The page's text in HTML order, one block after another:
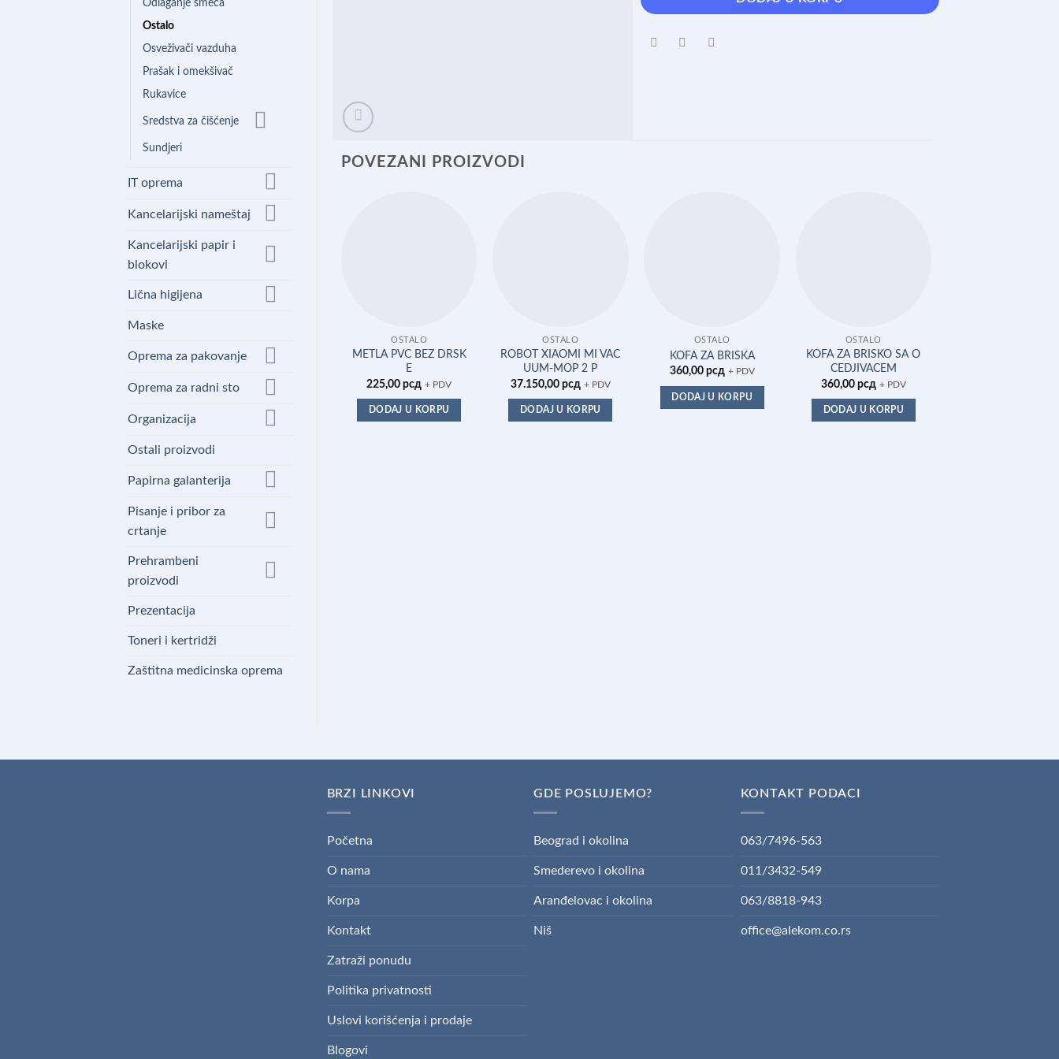
Odlaganje smeća
Ostalo
Osveživači vazduha
Prašak i omekšivač
Rukavice
Sredstva za čišćenje
Sundjeri
IT oprema
Kancelarijski nameštaj
Kancelarijski papir i
blokovi
Lična higijena
Maske
Oprema za pakovanje
Oprema za radni sto
Organizacija
Ostali proizvodi
Papirna galanterija
Pisanje i pribor za
crtanje
Prehrambeni
proizvodi
Prezentacija
Toneri i kertridži
Zaštitna medicinska oprema
POVEZANI PROIZVODI
OSTALO
METLA PVC BEZ DRSK
E
225,00рсд + PDV
DODAJ U KORPU
OSTALO
ROBOT XIAOMI MI VAC
UUM-MOP 2 P
37.150,00 рсд + PDV
DODAJ U KORPU
OSTALO
KOFA ZA BRISKA
360,00 рсд + PDV
DODAJ U KORPU
OSTALO
KOFA ZA BRISKO SA O
CEDJIVACEM
360,00 рсд + PDV
DODAJ U KORPU
BRZI LINKOVI
Početna
O nama
Korpa
Kontakt
Zatraži ponudu
Politika privatnosti
Uslovi korišćenja i prodaje
Blogovi
GDE POSLUJEMO?
Beograd i okolina
Smederevo i okolina
Aranđelovac i okolina
Niš
KONTAKT PODACI
063/7496-563
011/3432-549
063/8818-943
office@alekom.co.rs